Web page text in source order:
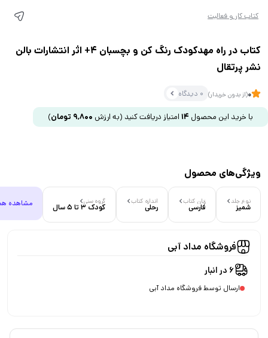
کتاب کار و فعالیت
کتاب در راه مهدکودک رنگ کن و بچسبان 4+ اثر انتشارات بالن
نشر پرتقال
0(از بدون خریدار) 0 دیدگاه
با خرید این محصول 14 امتیاز دریافت کنید (به ارزش 9,800 تومان)
ویژگی‌های محصول
نوع جلد
شمیز
زبان کتاب
فارسی
اندازه کتاب
رحلی
گروه سنی
کودک 3 تا 5 سال مشاهده
فروشگاه مداد آبی
6 در انبار
ارسال توسط فروشگاه مداد آبی